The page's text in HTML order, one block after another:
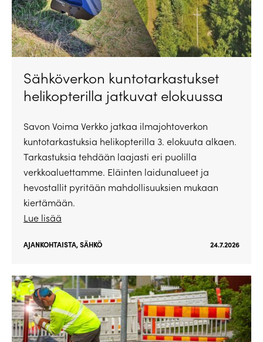
Sähköverkon kuntotarkastukset
helikopterilla jatkuvat elokuussa
Savon Voima Verkko jatkaa ilmajohtoverkon
kuntotarkastuksia helikopterilla 3. elokuuta alkaen.
Tarkastuksia tehdään laajasti eri puolilla
verkkoaluettamme. Eläinten laidunalueet ja
hevostallit pyritään mahdollisuuksien mukaan
kiertämään.
Lue lisää
AJANKOHTAISTA,SÄHKÖ 24.7.2026